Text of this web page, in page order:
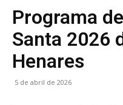
Programa
Santa 2026
Henares
5 de abril de 2026